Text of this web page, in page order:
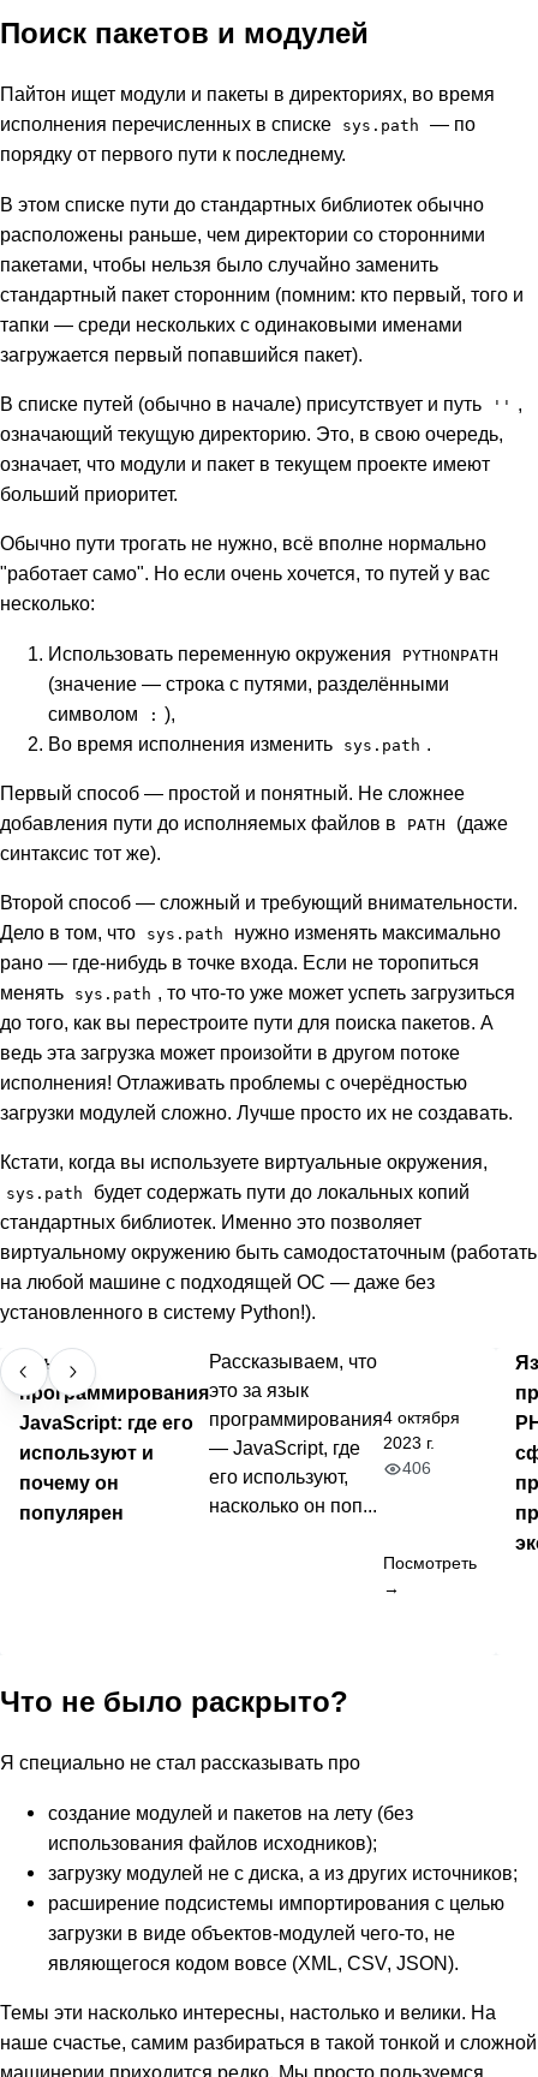
Поиск пакетов и модулей
Пайтон ищет модули и пакеты в директориях, во время
исполнения перечисленных в списке
sys.path
— по
порядку от первого пути к последнему.
В этом списке пути до стандартных библиотек обычно
расположены раньше, чем директории со сторонними
пакетами, чтобы нельзя было случайно заменить
стандартный пакет сторонним (помним: кто первый, того и
тапки — среди нескольких с одинаковыми именами
загружается первый попавшийся пакет).
В списке путей (обычно в начале) присутствует и путь '' ,
означающий текущую директорию. Это, в свою очередь,
означает, что модули и пакет в текущем проекте имеют
больший приоритет.
Обычно пути трогать не нужно, всё вполне нормально
"работает само". Но если очень хочется, то путей у вас
несколько:
Использовать переменную окружения PYTHONPATH
(значение — строка с путями, разделёнными
символом
: ),
Во время исполнения изменить
sys.path
Первый способ — простой и понятный. Не сложнее
добавления пути до исполняемых файлов в
PATH
(даже
синтаксис тот же).
Второй способ — сложный и требующий внимательности.
Дело в том, что
sys.path
нужно изменять максимально
рано — где-нибудь в точке входа. Если не торопиться
менять
sys.path , то что-то уже может успеть загрузиться
до того, как вы перестроите пути для поиска пакетов. А
ведь эта загрузка может произойти в другом потоке
исполнения! Отлаживать проблемы с очерёдностью
загрузки модулей сложно. Лучше просто их не создавать.
Кстати, когда вы используете виртуальные окружения,
sys.path
будет содержать пути до локальных копий
стандартных библиотек. Именно это позволяет
виртуальному окружению быть самодостаточным (работать
на любой машине с подходящей ОС — даже без
установленного в систему Python!).
Язык
программирования
JavaScript: где его
используют и
почему он
популярен
Рассказываем, что
это за язык
программирования
— JavaScript, где
его используют,
насколько он поп...
4 октября
2023 г.
406
Посмотреть
→
Что не было раскрыто?
Я специально не стал рассказывать про
создание модулей и пакетов на лету (без
использования файлов исходников);
загрузку модулей не с диска, а из других источников;
расширение подсистемы импортирования с целью
загрузки в виде объектов-модулей чего-то, не
являющегося кодом вовсе (XML, CSV, JSON).
Темы эти насколько интересны, настолько и велики. На
наше счастье, самим разбираться в такой тонкой и сложной
машинерии приходится редко. Мы просто пользуемся